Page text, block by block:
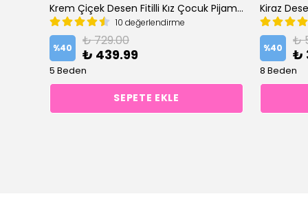
Krem Çiçek Desen Fitilli Kız Çocuk Pijama Takım
10 değerlendirme
%40 ₺ 729.00
₺ 439.99
5 Beden
SEPETE EKLE
Kiraz
%40 ₺
₺
8 Beden